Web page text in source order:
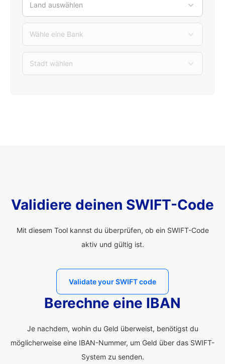
Land auswählen
Wähle eine Bank
Stadt wählen
Validiere deinen SWIFT-Code
Mit diesem Tool kannst du überprüfen, ob ein SWIFT-Code
aktiv und gültig ist.
Validate your SWIFT code
Berechne eine IBAN
Je nachdem, wohin du Geld überweist, benötigst du
möglicherweise eine IBAN-Nummer, um Geld über das SWIFT-
System zu senden.